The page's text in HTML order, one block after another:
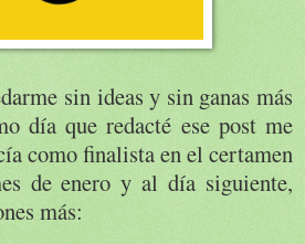
sin ideas y sin ganas más
día que redacté ese post me
como finalista en el certamen
de enero y al día siguiente,
más: